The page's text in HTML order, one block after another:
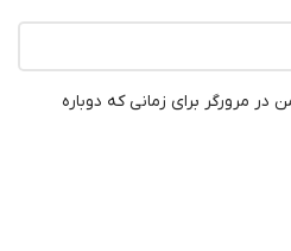
در مرورگر برای زمانی که دوباره